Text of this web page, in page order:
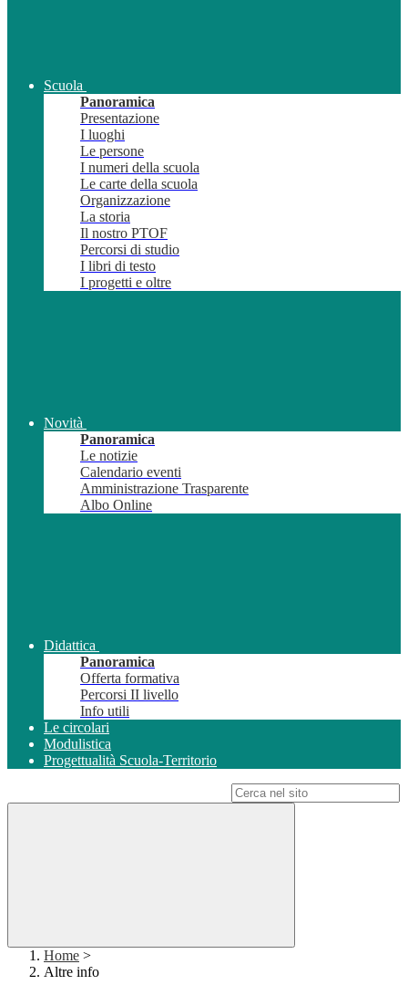
Scuola
Panoramica
Presentazione
I luoghi
Le persone
I numeri della scuola
Le carte della scuola
Organizzazione
La storia
Il nostro PTOF
Percorsi di studio
I libri di testo
I progetti e oltre
Novità
Panoramica
Le notizie
Calendario eventi
Amministrazione Trasparente
Albo Online
Didattica
Panoramica
Offerta formativa
Percorsi II livello
Info utili
Le circolari
Modulistica
Progettualità Scuola-Territorio
Home >
Altre info